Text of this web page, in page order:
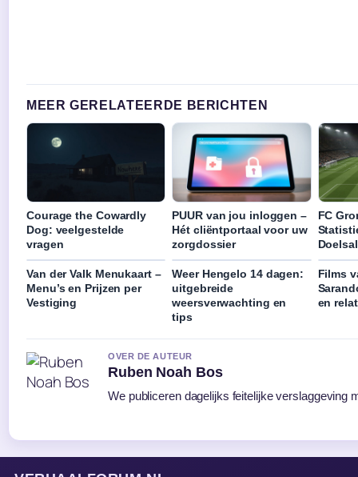
MEER GERELATEERDE BERICHTEN
Courage the Cowardly
Dog: veelgestelde
vragen
PUUR van jou inloggen –
Hét cliëntportaal voor uw
zorgdossier
FC
Van der Valk Menukaart –
Menu’s en Prijzen per
Vestiging
Weer Hengelo 14 dagen:
uitgebreide
weersverwachting en
tips
Films
en
OVER DE AUTEUR
Ruben Noah Bos
We publiceren dagelijks feitelijke verslaggeving